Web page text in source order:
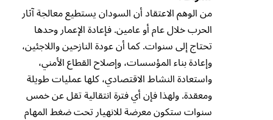
من الوهم الاعتقاد أن السودان يستطيع معالجة آثار
الحرب خلال عام أو عامين. فإعادة الإعمار وحدها
تحتاج إلى سنوات. كما أن عودة النازحين واللاجئين،
وإعادة بناء المؤسسات، وإصلاح القطاع الأمني،
واستعادة النشاط الاقتصادي، كلها عمليات طويلة
ومعقدة. ولهذا فإن أي فترة انتقالية تقل عن خمس
سنوات ستكون معرضة للانهيار تحت ضغط المهام